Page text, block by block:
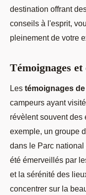
destination offrant
conseils à l'esprit,
pleinement de votre
Témoignages
Les témoignages
campeurs ayant
révèlent souvent des
exemple, un groupe
dans le Parc
été émerveillés par
et la sérénité des
concentrer sur la